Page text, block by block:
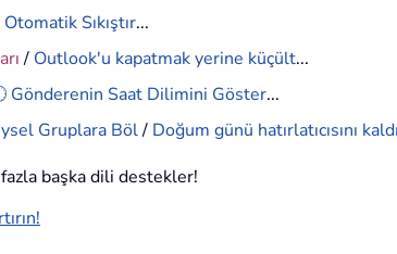
Otomatik Sıkıştır...
/ Outlook'u kapatmak yerine küçült...
Gönderenin Saat Dilimini Göster...
Gruplara Böl/ Doğum günü hatırlatıcısını
başka dili destekler!